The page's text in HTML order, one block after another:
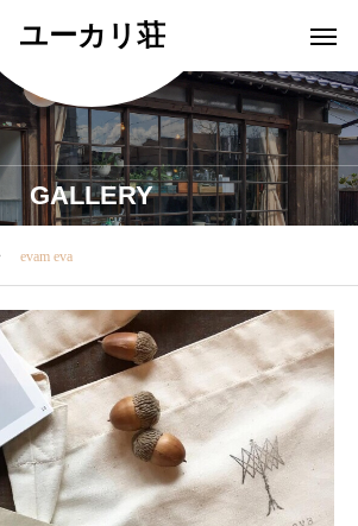
ユーカリ荘
GALLERY
evam eva